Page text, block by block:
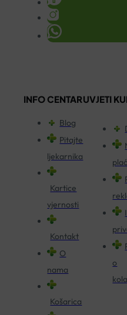
INFO CENTAR
Blog
Pitajte
ljekarnika
Kartice
vjernosti
Kontakt
O
nama
Košarica
UVJETI
o